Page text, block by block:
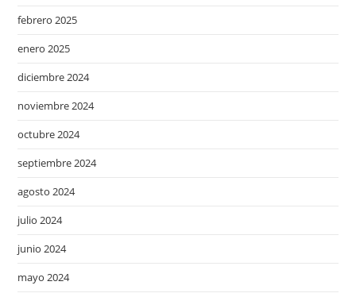
febrero 2025
enero 2025
diciembre 2024
noviembre 2024
octubre 2024
septiembre 2024
agosto 2024
julio 2024
junio 2024
mayo 2024